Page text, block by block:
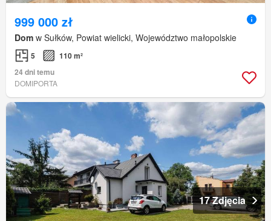
999 000 zł
Dom w Sułków, Powiat wielicki, Województwo małopolskie
5
110 m²
24 dni temu
DOMIPORTA
17 Zdjęcia